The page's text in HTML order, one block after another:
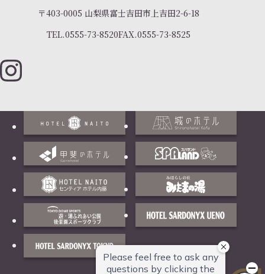
Reservation
〒403-0005 山梨県富士吉田市上吉田2-6-18
TEL.0555-73-8520FAX.0555-73-8525